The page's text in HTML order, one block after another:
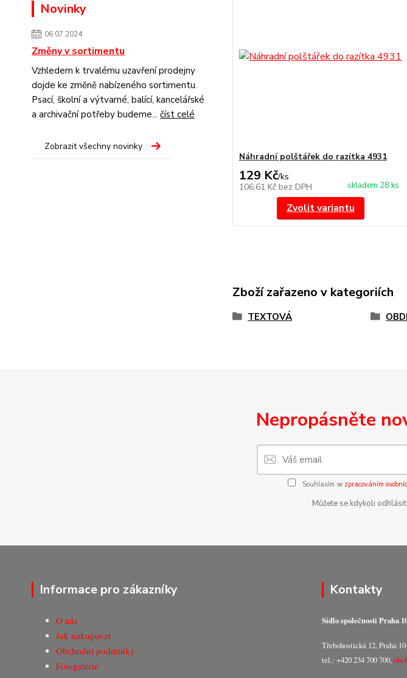
Novinky
06.07.2024
Změny v sortimentu
Vzhledem k trvalému uzavření prodejny
dojde ke změně nabízeného sortimentu.
Psací, školní a výtvarné, balící, kancelářské
a archivační potřeby budeme... číst celé
Zobrazit všechny novinky
Náhradní polštářek do razítka 4931
129 Kč/ks
106,61 Kč bez DPH skladem 28 ks
Zvolit variantu
Zboží zařazeno v kategoriích
TEXTOVÁ
Nepropásněte
Souhlasím se zpracováním
Můžete se kdykoli
Informace pro zákazníky
O nás
Jak nakupovat
Obchodní podmínky
Fotogalerie
Kontakty
Sídlo společnosti Praha
Třebohostická 12, Praha
tel.: +420 234 700 700,